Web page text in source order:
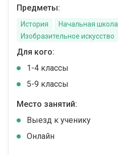
Предметы:
История Начальная школа
Изобразительное искусство
Для кого:
1-4 классы
5-9 классы
Место занятий:
Выезд к ученику
Онлайн